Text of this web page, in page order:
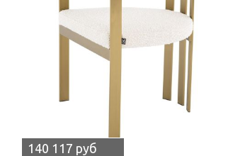
140 117 руб